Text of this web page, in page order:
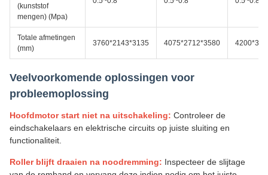
(kunststof
mengen) (Mpa)
Totale afmetingen
(mm)
3760*2143*3135 4075*2712*3580
Veelvoorkomende oplossingen voor
probleemoplossing
Hoofdmotor start niet na uitschakeling: Controleer de
eindschakelaars en elektrische circuits op juiste sluiting en
functionaliteit.
Roller blijft draaien na noodremming: Inspecteer de slijtage